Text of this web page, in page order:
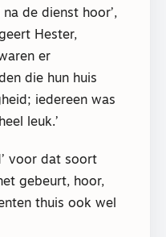
de dienst hoor’,
Hester,
er
die hun huis
iedereen was
leuk.’
voor dat soort
gebeurt, hoor,
thuis ook wel